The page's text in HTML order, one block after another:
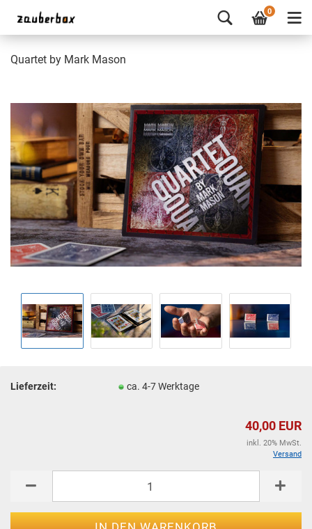
0
Quartet by Mark Mason
Lieferzeit: ca. 4-7 Werktage
40,00 EUR
inkl. 20% MwSt.
Versand